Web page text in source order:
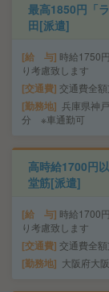
最高1850円「
田[派遣]
給 与 時給1750
り考慮致します
交通費 交通費全額
勤務地 兵庫県神
分 ※車通勤可
高時給1700円
堂筋[派遣]
給 与 時給1700
り考慮致します
交通費 交通費全額
勤務地 大阪府大